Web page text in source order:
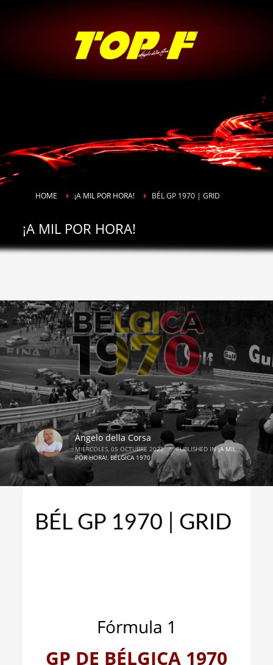
HOME ¡A MIL POR HORA! BÉL GP 1970 | GRID
¡A MIL POR HORA!
Ángelo della Corsa
MIÉRCOLES, 05 OCTUBRE 2022 / PUBLISHED IN ¡A MIL
POR HORA!, BÉLGICA 1970
BÉL GP 1970 | GRID
Fórmula 1
GP DE BÉLGICA 1970